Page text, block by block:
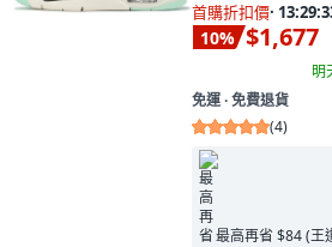
首購折扣價·
10% $1,677
明
免運 ∙ 免費退貨
(4)
最高再省 $84 (王